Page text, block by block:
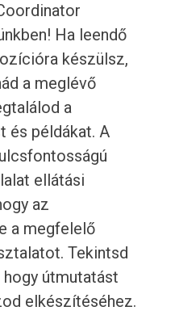
Ha leendő
készülsz,
a meglévő
a
és példákat. A
ellátási
az
a megfelelő
Tekintsd
útmutatást
elkészítéséhez.